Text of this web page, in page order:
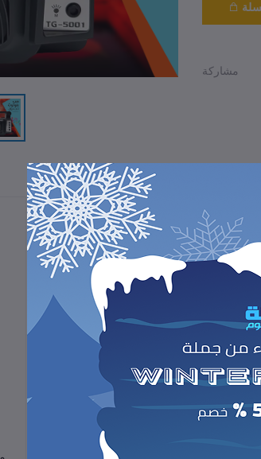
مشاركة
التقييمات والمراجعات
0 من أصل 5.0